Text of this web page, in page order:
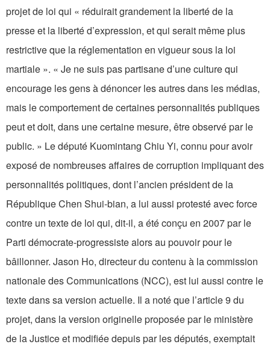
projet de loi qui « réduirait grandement la liberté de la
presse et la liberté d’expression, et qui serait même plus
restrictive que la réglementation en vigueur sous la loi
martiale ». « Je ne suis pas partisane d’une culture qui
encourage les gens à dénoncer les autres dans les médias,
mais le comportement de certaines personnalités publiques
peut et doit, dans une certaine mesure, être observé par le
public. » Le député Kuomintang Chiu Yi, connu pour avoir
exposé de nombreuses affaires de corruption impliquant des
personnalités politiques, dont l’ancien président de la
République Chen Shui-bian, a lui aussi protesté avec force
contre un texte de loi qui, dit-il, a été conçu en 2007 par le
Parti démocrate-progressiste alors au pouvoir pour le
bâillonner. Jason Ho, directeur du contenu à la commission
nationale des Communications (NCC), est lui aussi contre le
texte dans sa version actuelle. Il a noté que l’article 9 du
projet, dans la version originelle proposée par le ministère
de la Justice et modifiée depuis par les députés, exemptait